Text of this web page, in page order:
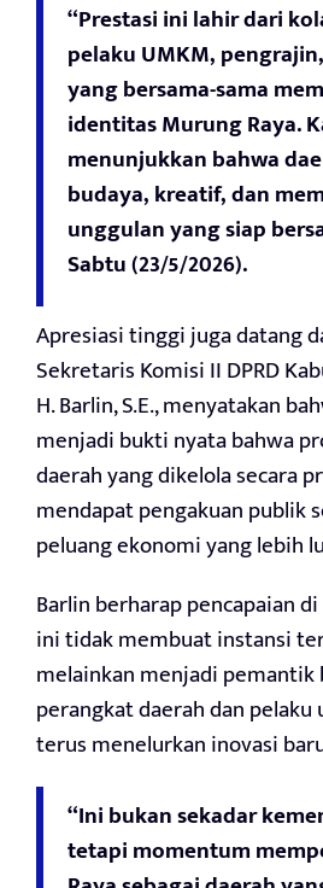
“Prestasi ini lahir dari
pelaku UMKM,
yang bersama-sama
identitas Murung Raya.
menunjukkan bahwa
budaya, kreatif, dan
unggulan yang siap
Sabtu (23/5/2026).
Apresiasi tinggi juga datang
Sekretaris Komisi II DPRD
H. Barlin, S.E., menyatakan
menjadi bukti nyata bahwa
daerah yang dikelola secara
mendapat pengakuan publik
peluang ekonomi yang lebih
Barlin berharap pencapaian
ini tidak membuat instansi
melainkan menjadi pemantik
perangkat daerah dan pelaku
terus menelurkan inovasi
“Ini bukan sekadar
tetapi momentum